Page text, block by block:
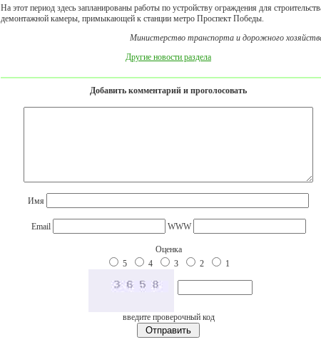
На этот период здесь запланированы работы по устройству ограждения для
демонтажной камеры, примыкающей к станции метро Проспект Победы.
Министерство транспорта и дорожного
Другие новости раздела
Добавить комментарий и проголосовать
Имя
Email WWW
Оценка
5
4 3 2 1
введите проверочный код